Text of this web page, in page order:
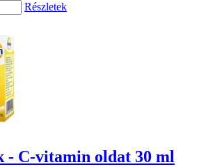
Részletek
- C-vitamin oldat 30 ml